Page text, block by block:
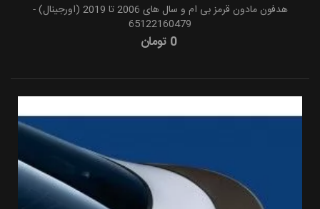
هدفون مادون قرمز بی ام و سال های 2006 تا 2019 (اورجینال) -
65122160479
0 تومان